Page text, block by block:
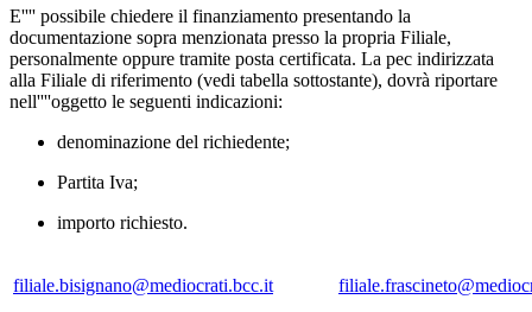
E'''' possibile chiedere il finanziamento presentando la
documentazione sopra menzionata presso la propria Filiale,
personalmente oppure tramite posta certificata. La pec indirizzata
alla Filiale di riferimento (vedi tabella sottostante), dovrà riportare
nell''''oggetto le seguenti indicazioni:
denominazione del richiedente;
Partita Iva;
importo richiesto.
filiale.bisignano@mediocrati.bcc.it